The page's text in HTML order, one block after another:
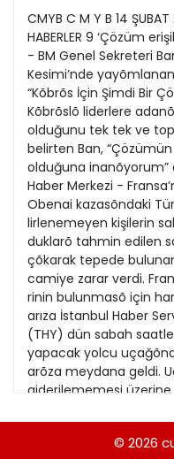
Evleniyoruz
Güney Dogu
Kitap Eki
Özel Ekler
Özel Okullar
Sevgililer Günü
Siyaset Eki
Sürdürülebilir yaşam
Turizm Eki
Yerel Yönetimler
1991
1990
1989
1988
1987
1986
1985
1984
1983
1982
1981
1980
19
20
21
22
23
24
25
26
27
28
11
13
14
15
16
17
18
19
20
21
22
23
CMYB C M Y B 14 ŞUBAT
HABERLER 9 ‘Çözüm
- BM Genel Sekreteri
Kesimi’nde
“Kõbrõs İçin Şimdi Bir
Kõbrõslõ liderlere
olduğunu tek tek ve
belirten Ban,
olduğuna inanõyorum”
Haber Merkezi -
Obenai kazasõndaki
lirlenemeyen kişilerin
duklarõ tahmin edilen
çõkarak tepede
camiye zarar verdi.
rinin bulunmasõ için
arıza İstanbul Haber
(THY) dün sabah
yapacak yolcu
arõza meydana geldi.
giderilememesi
giderilmesi için
meslektaşını öldürdü
© 2026